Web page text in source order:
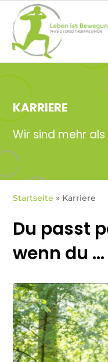
KARRIERE
Wir sind mehr
Startseite » Karriere
Du passt
wenn du …